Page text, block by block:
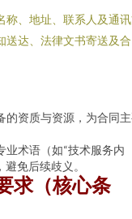
称、地址、联系人及通
送达、法律文书寄送及
的资质与资源，为合同
业术语（如“技术服务内
免后续歧义。
求（核心条